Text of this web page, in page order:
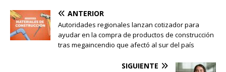
ANTERIOR
Autoridades regionales lanzan cotizador para
ayudar en la compra de productos de construcción
tras megaincendio que afectó al sur del país
SIGUIENTE